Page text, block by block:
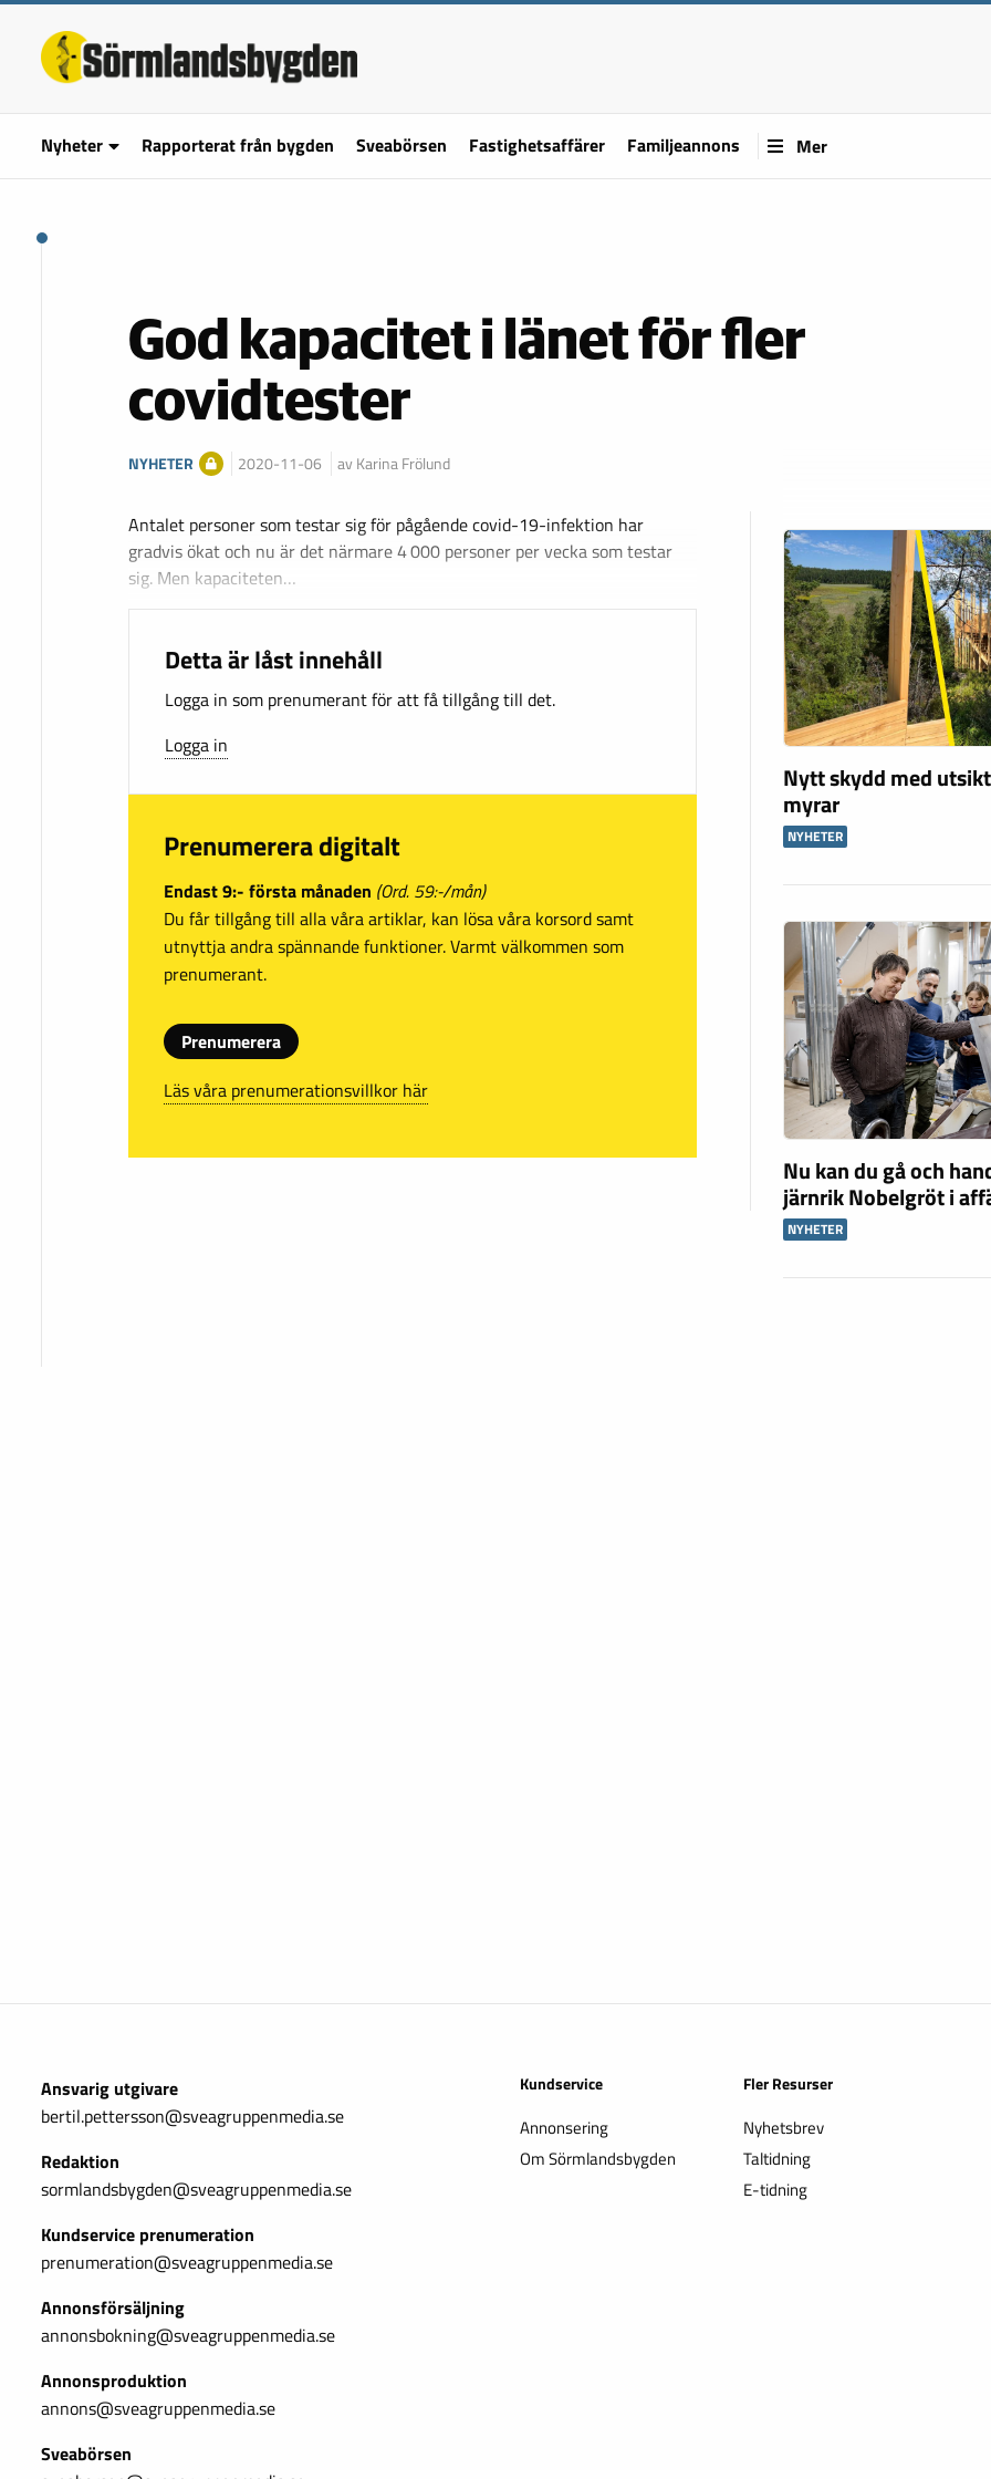
Nyheter Rapporterat från bygden Sveabörsen Fastighetsaffärer Familjeannons Mer
God kapacitet i länet för fler
covidtester
NYHETER 2020-11-06 av Karina Frölund
Antalet personer som testar sig för pågående covid-19-infektion har
gradvis ökat och nu är det närmare 4 000 personer per vecka som testar
sig. Men kapaciteten…
Detta är låst innehåll
Logga in som prenumerant för att få tillgång till det.
Logga in
Prenumerera digitalt
Endast 9:- första månaden (Ord. 59:-/mån)
Du får tillgång till alla våra artiklar, kan lösa våra korsord samt
utnyttja andra spännande funktioner. Varmt välkommen som
prenumerant.
Prenumerera
Läs våra prenumerationsvillkor här
Nytt skydd med
myrar
NYHETER
Nu kan du gå och
järnrik Nobelgröt i
NYHETER
Ansvarig utgivare
bertil.pettersson@sveagruppenmedia.se
Redaktion
sormlandsbygden@sveagruppenmedia.se
Kundservice prenumeration
prenumeration@sveagruppenmedia.se
Annonsförsäljning
annonsbokning@sveagruppenmedia.se
Annonsproduktion
annons@sveagruppenmedia.se
Sveabörsen
Kundservice
Annonsering
Om Sörmlandsbygden
Fler Resurser
Nyhetsbrev
Taltidning
E-tidning